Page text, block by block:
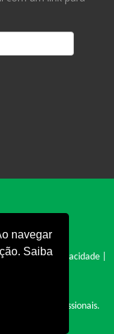
navegar
Saiba
|Politica e Privacidade
de Sites Profissionais.